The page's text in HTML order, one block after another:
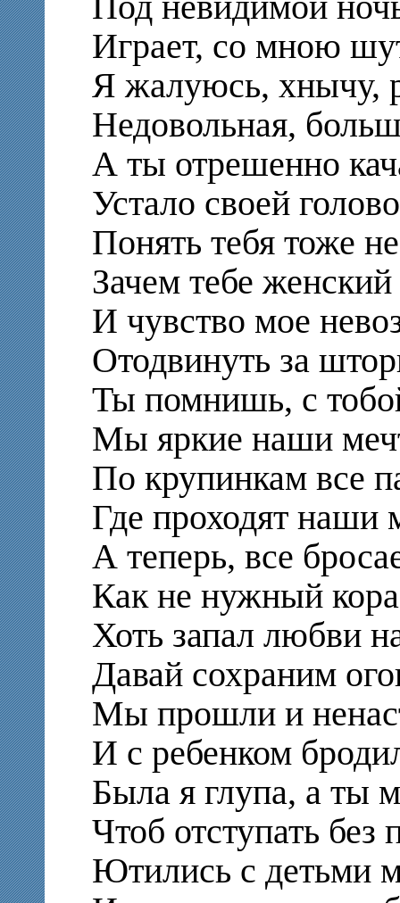
Играет, со мною
Я жалуюсь, хнычу,
Недовольная,
А ты отрешенно
Устало своей
Понять тебя тоже
Зачем тебе женский
И чувство мое
Отодвинуть за
Ты помнишь, с
Мы яркие наши
По крупинкам все
Где проходят наши
А теперь, все
Как не нужный
Хоть запал любви
Давай сохраним
Мы прошли и
И с ребенком
Была я глупа, а ты
Чтоб отступать без
Ютились с детьми